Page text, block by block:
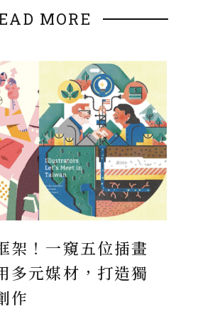
MORE
架！一窺五位插畫
多元媒材，打造獨
作